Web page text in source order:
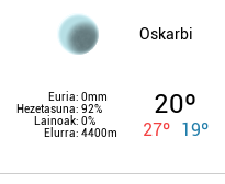
Oskarbi
Euria: 0mm
Hezetasuna: 92%
Lainoak: 0%
Elurra: 4400m
20º
27º 19º